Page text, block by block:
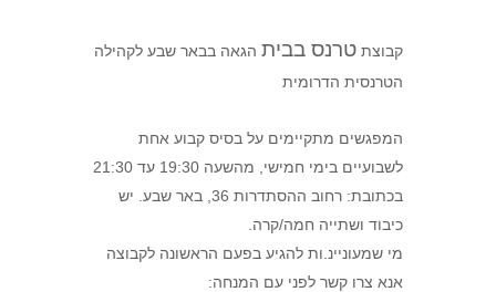
קבוצת טרנס בבית הגאה בבאר שבע לקהילה
הטרנסית הדרומית
המפגשים מתקיימים על בסיס קבוע אחת
לשבועיים בימי חמישי, מהשעה 19:30 עד 21:30
בכתובת: רחוב ההסתדרות 36, באר שבע. יש
כיבוד ושתייה חמה/קרה.
מי שמעוניינ.ות להגיע בפעם הראשונה לקבוצה
אנא צרו קשר לפני עם המנחה: